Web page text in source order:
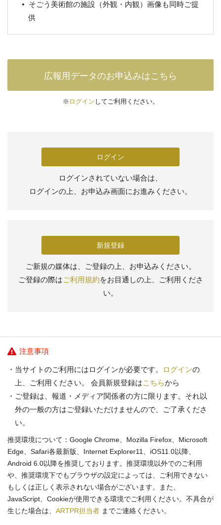
そごう美術館の施設（外観・内観）画像も同時ご提
供
広報用データのお申込みはこちら
※ ログイン してご利用ください。
ログイン
ログインされていない場合は、
ログインの上、お申込み画面にお進みください。
新規登録
ご新規の媒体は、ご登録の上、お申込みください。
ご登録の際はご利用規約をお目通しの上、ご利用くださ
い。
注意事項
当サイトのご利用にはログインが必要です。 ログインの
上、ご利用ください。 会員新規登録はこちらから
ご登録は、報道・メディア関係者の方に限ります。それ以
外の一般の方はご登録いただけませんので、ご了承くださ
い。
推奨環境について：Google Chrome、Mozilla Firefox、Microsoft
Edge、Safari各最新版、Internet Explorer11、iOS11.0以降、
Android 6.0以降を推奨しております。推奨環境以外でのご利用
や、推奨環境下でもブラウザの設定によっては、ご利用できない
もしくは正しく表示されない場合がございます。また、
JavaScript、Cookieが使用できる環境でご利用ください。不具合が
生じた場合は、 ARTPR担当者 までご連絡ください。